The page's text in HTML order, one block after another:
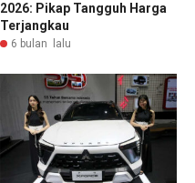
2026: Pikap Tangguh Harga
Terjangkau
6 bulan lalu